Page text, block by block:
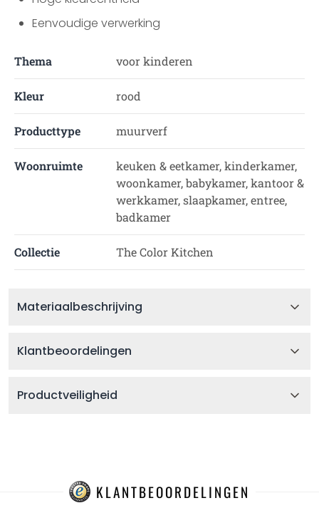
Eenvoudige verwerking
Thema voor kinderen
Kleur rood
Producttype muurverf
Woonruimte
keuken & eetkamer, kinderkamer,
woonkamer, babykamer, kantoor &
werkkamer, slaapkamer, entree,
badkamer
Collectie The Color Kitchen
Materiaalbeschrijving
Klantbeoordelingen
Productveiligheid
KLANTBEOORDELINGEN